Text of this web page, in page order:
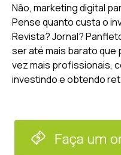
Não, marketing digital
Pense quanto custa o
Revista? Jornal?
ser até mais barato que
vez mais profissionais,
investindo e obtendo